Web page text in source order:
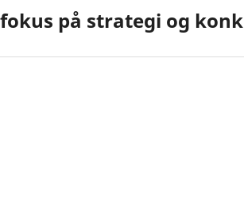
fokus på strategi og